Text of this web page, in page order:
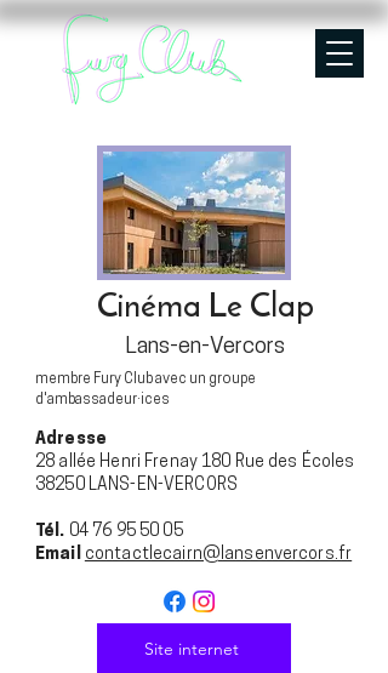
Cinéma Le Clap
Lans-en-Vercors
membre Fury Club avec un groupe
d'ambassadeur·ices
Adresse
28 allée Henri Frenay 180 Rue des Écoles
38250 LANS-EN-VERCORS
Tél. 04 76 95 50 05
Email contactlecairn@lansenvercors.fr
Site internet